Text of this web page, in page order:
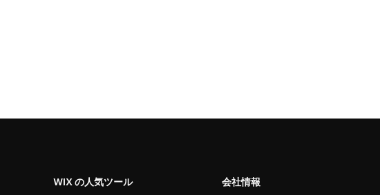
WIX の人気ツール 会社情報